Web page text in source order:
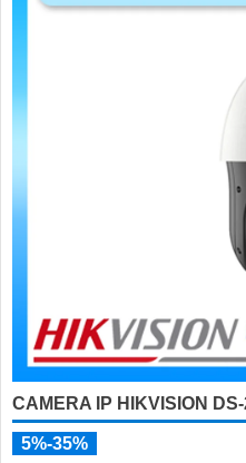
CAMERA IP HIKVISION
5%-35%